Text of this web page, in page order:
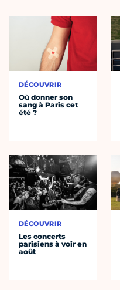
DÉCOUVRIR
Où donner son
sang à Paris cet
été ?
DÉCOUVRIR
Les concerts
parisiens à voir en
août